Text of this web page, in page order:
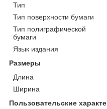
Тип
Тип поверхности бумаги
Тип полиграфической
бумаги
Язык издания
Размеры
Длина
Ширина
Пользовательские